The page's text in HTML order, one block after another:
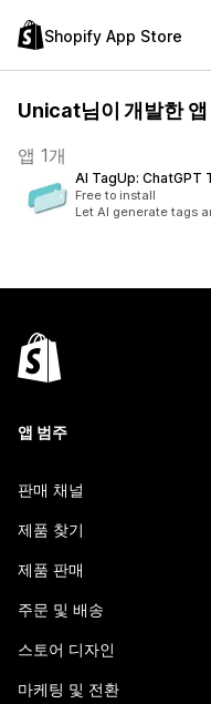
Shopify App Store
Unicat님이 개발한 앱
앱 1개
AI TagUp: ChatGPT
Free to install
Let AI generate tags
앱 범주
판매 채널
제품 찾기
제품 판매
주문 및 배송
스토어 디자인
마케팅 및 전환